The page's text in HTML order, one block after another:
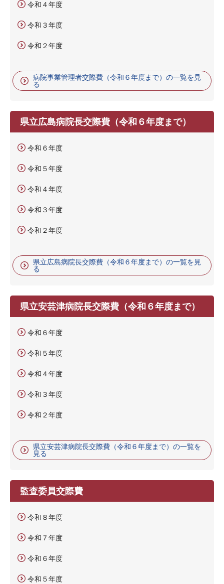
令和４年度
令和３年度
令和２年度
病院事業管理者交際費（令和６年度まで）の一覧を見
る
県立広島病院長交際費（令和６年度まで）
令和６年度
令和５年度
令和４年度
令和３年度
令和２年度
県立広島病院長交際費（令和６年度まで）の一覧を見
る
県立安芸津病院長交際費（令和６年度まで）
令和６年度
令和５年度
令和４年度
令和３年度
令和２年度
県立安芸津病院長交際費（令和６年度まで）の一覧を
見る
監査委員交際費
令和８年度
令和７年度
令和６年度
令和５年度